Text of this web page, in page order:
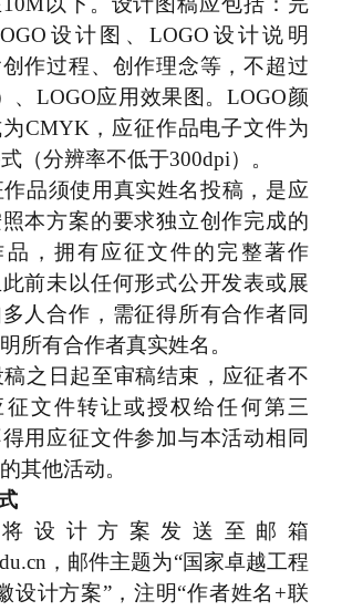
设计图、LOGO 设计说明
创作过程、创作理念等，不超过
、 LOGO应用效果图。LOGO颜
CMYK ，应征作品电子文件为
（分辨率不低于300dpi）。
作品须使用真实姓名投稿，是应
本方案的要求独立创作完成的
品，拥有应征文件的完整著作
前未以任何形式公开发表或展
人合作，需征得所有合作者同
所有合作者真实姓名。
稿之日起至审稿结束，应征者不
征文件转让或授权给任何第三
用应征文件参加与本活动相同
其他活动。
计方案发送至邮箱
，邮件主题为“国家卓越工程
设计方案”，注明“作者姓名 +联